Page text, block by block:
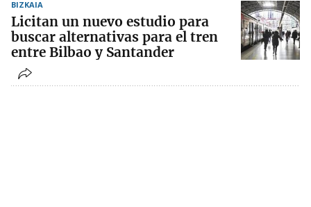
BIZKAIA
Licitan un nuevo estudio para
buscar alternativas para el tren
entre Bilbao y Santander